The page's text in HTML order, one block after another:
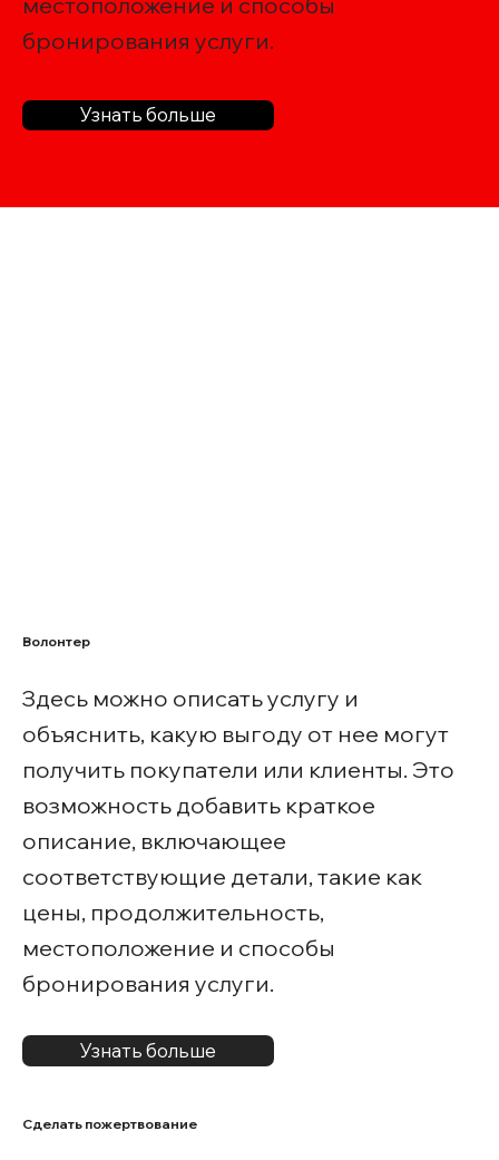
бронирования услуги.
Узнать больше
Волонтер
Здесь можно описать услугу и
объяснить, какую выгоду от нее могут
получить покупатели или клиенты. Это
возможность добавить краткое
описание, включающее
соответствующие детали, такие как
цены, продолжительность,
местоположение и способы
бронирования услуги.
Узнать больше
Сделать пожертвование